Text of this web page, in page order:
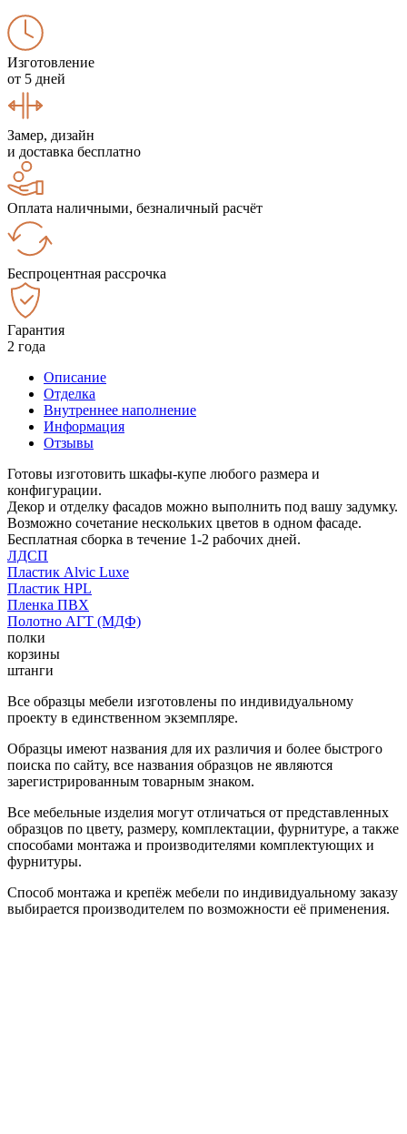
Изготовление
от 5 дней
Замер, дизайн
и доставка бесплатно
Оплата наличными, безналичный расчёт
Беспроцентная рассрочка
Гарантия
2 года
Описание
Отделка
Внутреннее наполнение
Информация
Отзывы
Готовы изготовить шкафы-купе любого размера и
конфигурации.
Декор и отделку фасадов можно выполнить под вашу задумку.
Возможно сочетание нескольких цветов в одном фасаде.
Бесплатная сборка в течение 1-2 рабочих дней.
ЛДСП
Пластик Alvic Luxe
Пластик HPL
Пленка ПВХ
Полотно АГТ (МДФ)
полки
корзины
штанги
Все образцы мебели изготовлены по индивидуальному
проекту в единственном экземпляре.
Образцы имеют названия для их различия и более быстрого
поиска по сайту, все названия образцов не являются
зарегистрированным товарным знаком.
Все мебельные изделия могут отличаться от представленных
образцов по цвету, размеру, комплектации, фурнитуре, а также
способами монтажа и производителями комплектующих и
фурнитуры.
Способ монтажа и крепёж мебели по индивидуальному заказу
выбирается производителем по возможности её применения.